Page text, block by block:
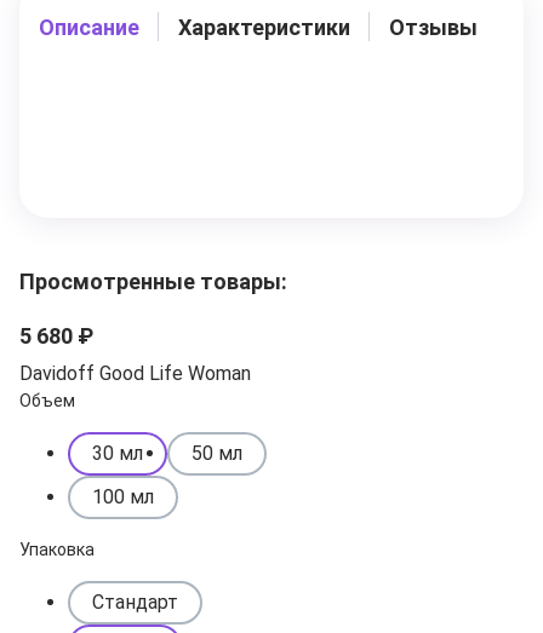
Описание Характеристики Отзывы
Просмотренные товары:
5 680 ₽
Davidoff Good Life Woman
Объем
30 мл
50 мл
100 мл
Упаковка
Стандарт